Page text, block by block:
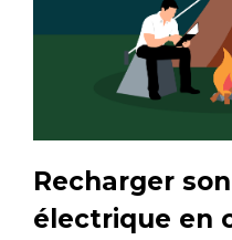
Recharger
électrique en